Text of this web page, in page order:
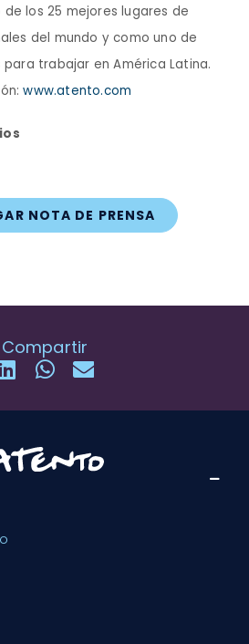
los 25 mejores lugares de
del mundo y como uno de
trabajar en América Latina.
www.atento.com
NOTA DE PRENSA
Compartir